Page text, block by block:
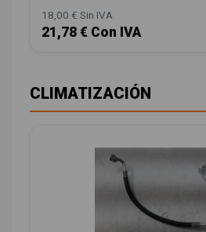
18,00 € Sin IVA
21,78 € Con IVA
CLIMATIZACIÓN